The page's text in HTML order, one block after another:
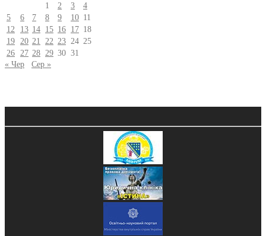
1
2 3
4
5
6 7 8 9 10 11
12
13 14 15 16 17 18
19
20 21 22 23 24 25
26
27 28 29 30 31
« Чер
Сер »